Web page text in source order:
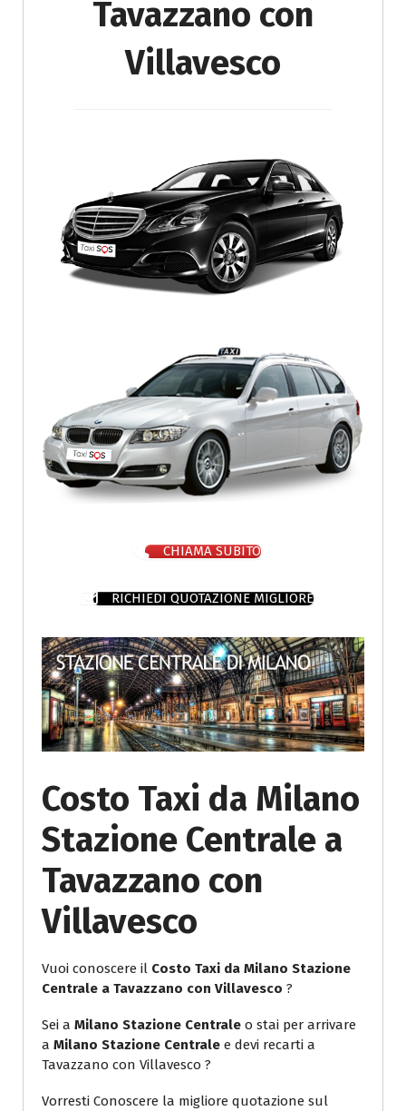
Tavazzano con
Villavesco
CHIAMA SUBITO
RICHIEDI QUOTAZIONE MIGLIORE
Costo Taxi da Milano
Stazione Centrale a
Tavazzano con
Villavesco
Vuoi conoscere il Costo Taxi da Milano Stazione
Centrale a Tavazzano con Villavesco ?
Sei a Milano Stazione Centrale o stai per arrivare
a Milano Stazione Centrale e devi recarti a
Tavazzano con Villavesco ?
Vorresti Conoscere la migliore quotazione sul